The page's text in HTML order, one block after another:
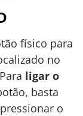
físico para
no
ligar o
basta
o